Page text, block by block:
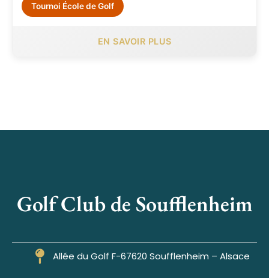
Tournoi École de Golf
EN SAVOIR PLUS
Golf Club de Soufflenheim
Allée du Golf F-67620 Soufflenheim – Alsace